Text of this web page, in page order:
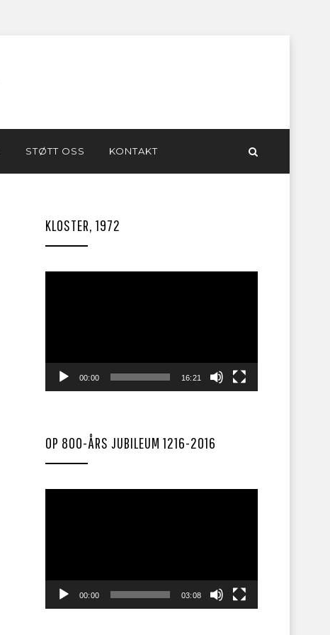
STØTT OSS KONTAKT
KLOSTER, 1972
00:00 16:21
OP 800-ÅRS JUBILEUM 1216-2016
00:00 03:08